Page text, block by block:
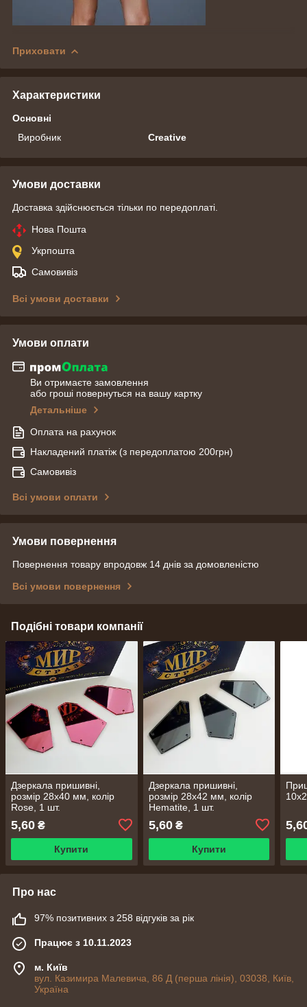
Приховати
Характеристики
Основні
Виробник
Creative
Умови доставки
Доставка здійснюється тільки по передоплаті.
Нова Пошта
Укрпошта
Самовивіз
Всі умови доставки
Умови оплати
Ви отримаєте замовлення
або гроші повернуться на вашу картку
Детальніше
Оплата на рахунок
Накладений платіж (з передоплатою 200грн)
Самовивіз
Всі умови оплати
Умови повернення
Повернення товару впродовж 14 днів за домовленістю
Всі умови повернення
Подібні товари компанії
Дзеркала пришивні,
розмір 28х40 мм, колір
Rose, 1 шт.
5,60 ₴
Купити
Дзеркала пришивні,
розмір 28х42 мм, колір
Hematite, 1 шт.
5,60₴
Купити
Про нас
97% позитивних з 258 відгуків за рік
Працює з 10.11.2023
м. Київ
вул. Казимира Малевича, 86 Д (перша лінія), 03038, Київ,
Україна